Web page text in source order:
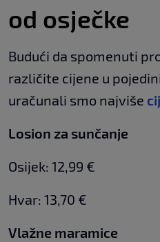
od osječke
Budući da spomenuti
različite cijene u
uračunali smo najviše
Losion za sunčanje
Osijek: 12,99 €
Hvar: 13,70 €
Vlažne maramice